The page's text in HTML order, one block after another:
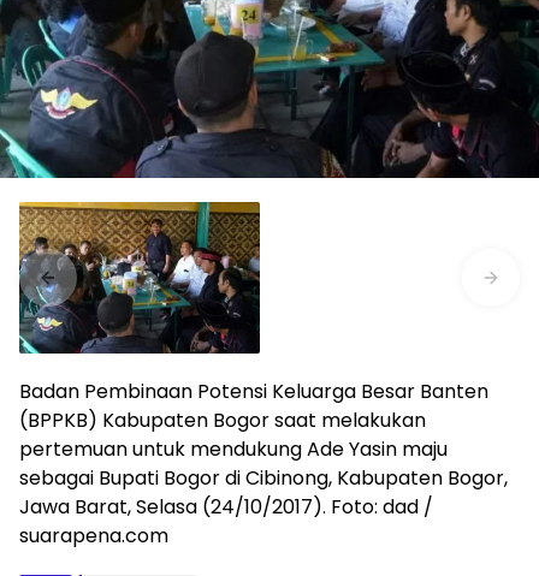
Badan Pembinaan Potensi Keluarga Besar Banten
(BPPKB) Kabupaten Bogor saat melakukan
pertemuan untuk mendukung Ade Yasin maju
sebagai Bupati Bogor di Cibinong, Kabupaten Bogor,
Jawa Barat, Selasa (24/10/2017). Foto: dad /
suarapena.com